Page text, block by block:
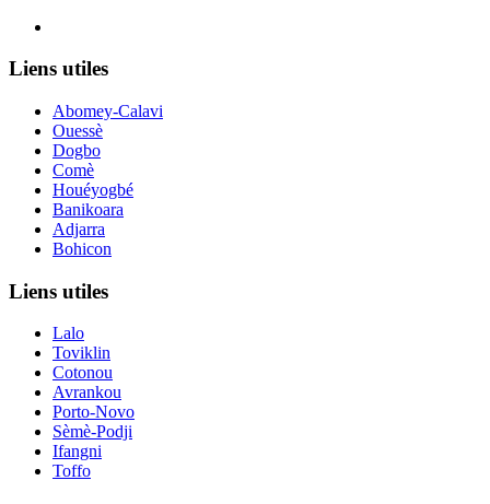
Liens utiles
Abomey-Calavi
Ouessè
Dogbo
Comè
Houéyogbé
Banikoara
Adjarra
Bohicon
Liens utiles
Lalo
Toviklin
Cotonou
Avrankou
Porto-Novo
Sèmè-Podji
Ifangni
Toffo